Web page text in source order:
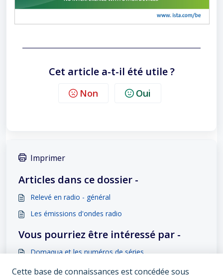
Cet article a-t-il été utile ?
Non Oui
Imprimer
Articles dans ce dossier -
Relevé en radio - général
Les émissions d'ondes radio
Vous pourriez être intéressé par -
Domaqua et les numéros de séries
Relevé en radio - général
Cette base de connaissances est concédée sous